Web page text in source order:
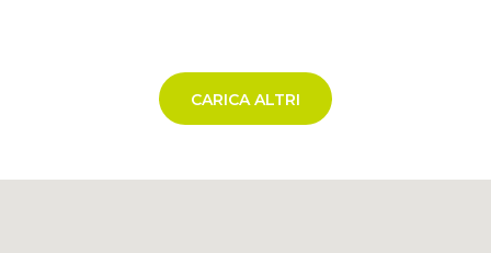
CARICA ALTRI